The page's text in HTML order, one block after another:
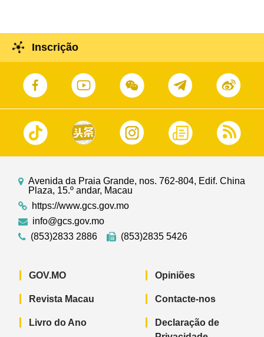
Inscrição
Avenida da Praia Grande, nos. 762-804, Edif. China
Plaza, 15.º andar, Macau
https://www.gcs.gov.mo
info@gcs.gov.mo
(853)2833 2886
(853)2835 5426
GOV.MO
Revista Macau
Livro do Ano
Opiniões
Contacte-nos
Declaração de